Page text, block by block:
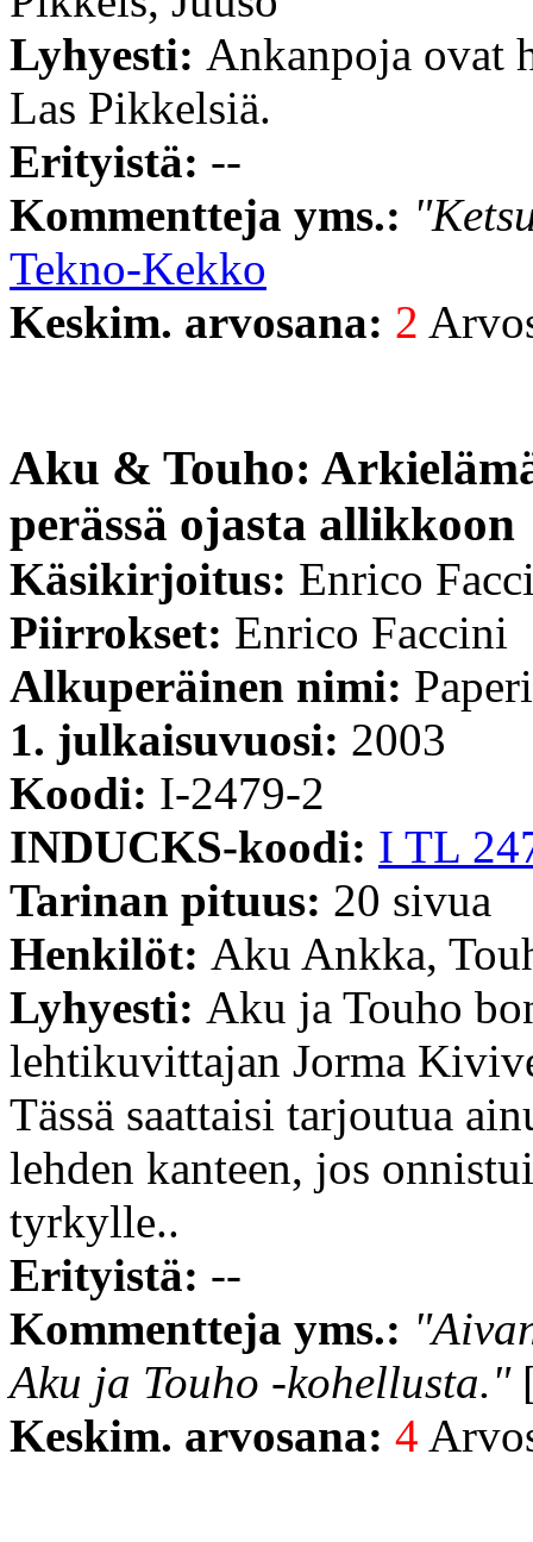
Lyhyesti: Ankanpoja ovat
Las Pikkelsiä.
Erityistä: --
Kommentteja yms.:
Tekno-Kekko
Keskim. arvosana: 2
Aku & Touho:
perässä ojasta allikkoon
Käsikirjoitus: Enrico
Piirrokset: Enrico Faccini
Alkuperäinen nimi:
1. julkaisuvuosi: 2003
Koodi: I-2479-2
INDUCKS-koodi: I TL
Tarinan pituus: 20 sivua
Henkilöt: Aku Ankka,
Lyhyesti: Aku ja Touho
lehtikuvittajan Jorma
Tässä saattaisi tarjoutua
lehden kanteen, jos
tyrkylle..
Erityistä: --
Kommentteja yms.:
Aku ja Touho -kohellusta."
Keskim. arvosana: 4